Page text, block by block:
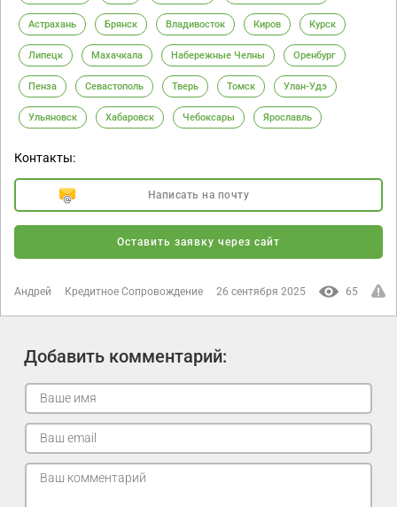
Астрахань Брянск Владивосток Киров Курск
Липецк Махачкала Набережные Челны Оренбург
Пенза Севастополь Тверь Томск Улан-Удэ
Ульяновск Хабаровск Чебоксары Ярославль
Контакты:
Написать на почту
Оставить заявку через сайт
Андрей Кредитное Сопровождение 26 сентября 2025 65
Добавить комментарий: